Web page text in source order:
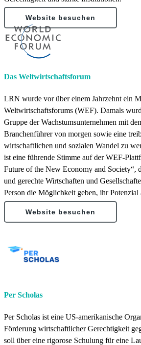
Website besuchen
Das Weltwirtschaftsforum
LRN wurde vor über einem Jahrzehnt ein
Weltwirtschaftsforums (WEF). Damals
Gruppe der Wachstumsunternehmen mit
Branchenführer von morgen sowie eine
wirtschaftlichen und sozialen Wandel zu
ist eine führende Stimme auf der WEF-
Future of the New Economy and Society“,
und gerechte Wirtschaften und
Person die Möglichkeit geben, ihr Potenzial
Website besuchen
Per Scholas
Per Scholas ist eine US-amerikanische
Förderung wirtschaftlicher Gerechtigkeit
soll über eine rigorose Schulung für eine